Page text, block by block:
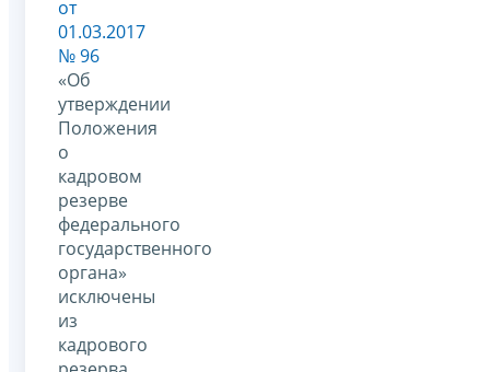
от
01.03.2017
№ 96
«Об
утверждении
Положения
о
кадровом
резерве
федерального
государственного
органа»
исключены
из
кадрового